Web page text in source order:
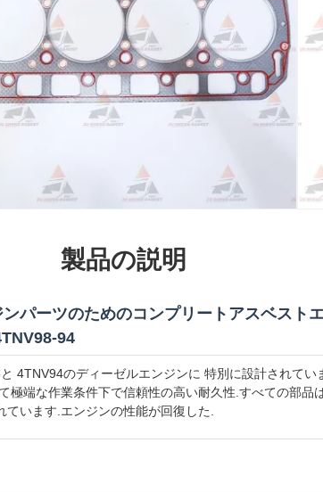
製品の説明
パーツのためのコンプリートアスベスト
94
4TNV94のディーゼルエンジンに 特別に設計されてい
極端な作業条件下で信頼性の高い耐久性.すべての部品
います.エンジンの性能が回復した.